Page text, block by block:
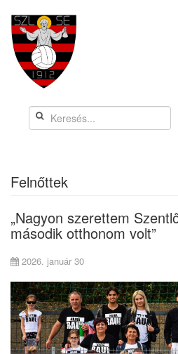
Felnőttek
„Nagyon szerettem
második otthonom volt”
2026. január 30